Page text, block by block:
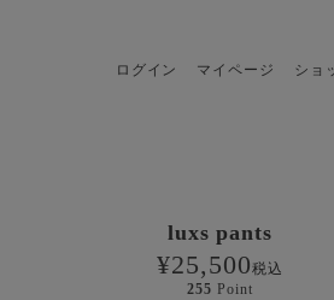
ログイン マイページ ショ
luxs pants
¥25,500税込
255 Point